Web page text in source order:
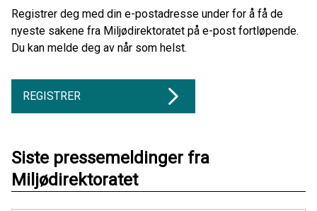
Registrer deg med din e-postadresse under for å få de
nyeste sakene fra Miljødirektoratet på e-post fortløpende.
Du kan melde deg av når som helst.
REGISTRER
Siste pressemeldinger fra
Miljødirektoratet